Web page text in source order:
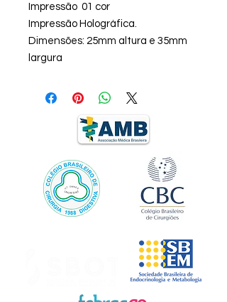
Impressão 01 cor
Impressão Holográfica.
Dimensões: 25mm altura e 35mm
largura